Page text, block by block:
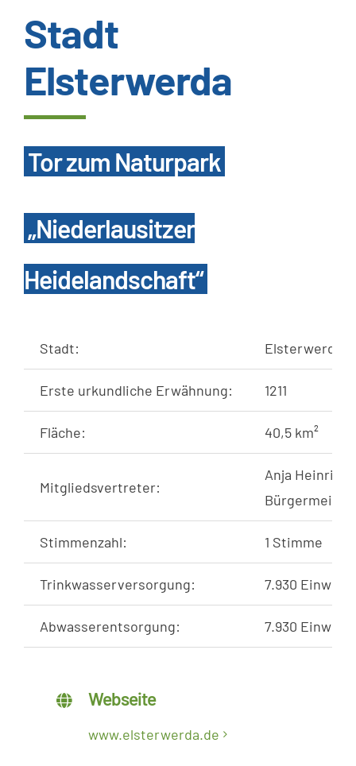
Kundenservice
Satzungen
NACH:
Stadt
Elsterwerda
Tor zum Naturpark
„Niederlausitzer
Heidelandschaft“
Stadt: Elsterwerda
Erste urkundliche Erwähnung: 1211
Fläche: 40,5 km²
Mitgliedsvertreter:
Anja Heinrich
Stimmenzahl: 1 Stimme
Trinkwasserversorgung: 7.930
Abwasserentsorgung: 7.930
Webseite
www.elsterwerda.de